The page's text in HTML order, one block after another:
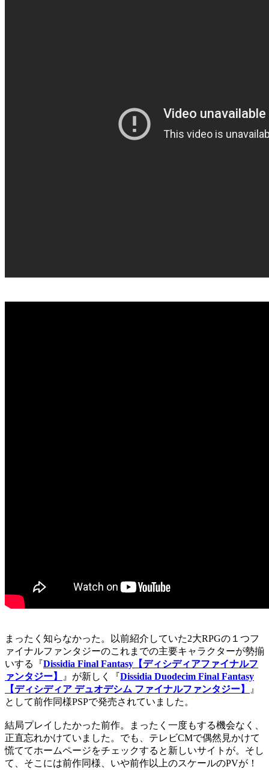
まったく知らなかった。以前紹介していた2大RPGの１つフ
ァイナルファンタジーのこれまでの主要キャラクターが勢揃
いする『Dissidia Final Fantasy【ディシディアファイナルフ
ァンタジー】
』が新しく『Dissidia Duodecim Final Fantasy
【ディシディア デュオデシム ファイナルファンタジー】
』
として前作同様PSPで発売されていました。
結局プレイしたかった前作。まったく一度もする機会なく、
正直忘れかけていました。でも、テレビCMで偶然見かけて
慌ててホームページをチェックすると新しいサイトが。そし
て、そこには前作同様、いや前作以上のスケールのPVが！